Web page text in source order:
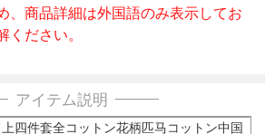
、商品詳細は外国語のみ表示してお
ください。
アイテム説明
四件套全コットン花柄匹马コットン中国